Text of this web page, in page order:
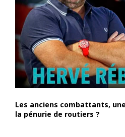
Les anciens combattants,
la pénurie de routiers ?